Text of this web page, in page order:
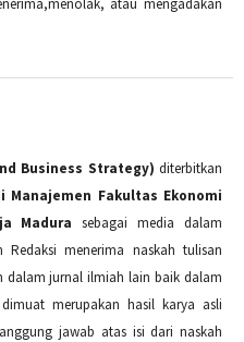
atau mengadakan
Business Strategy) diterbitkan
Manajemen Fakultas Ekonomi
Madura sebagai media dalam
menerima naskah tulisan
dalam jurnal ilmiah lain baik dalam
merupakan hasil karya asli
jawab atas isi dari naskah